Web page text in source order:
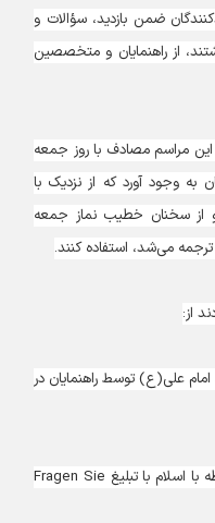
ضمن بازدید، سؤالات و
از راهنمایان و متخصصین
مراسم مصادف با روز جمعه
وجود آورد که از نزدیک با
از سخنان خطیب نماز جمعه
می‌شد، استفاده کنند.
علی(ع) توسط راهنمایان در
ـ ایجاد غرفه پاسخ به سؤالات مردمی در رابطه با اسلام با تبلیغ Fragen Sie